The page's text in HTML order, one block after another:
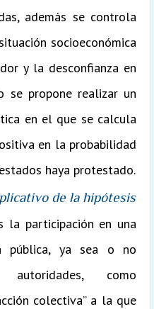
además se controla
socioeconómica
y la desconfianza en
se propone realizar un
en el que se calcula
en la probabilidad
haya protestado.
de la hipótesis
la participación en una
pública, ya sea o no
como
colectiva” a la que